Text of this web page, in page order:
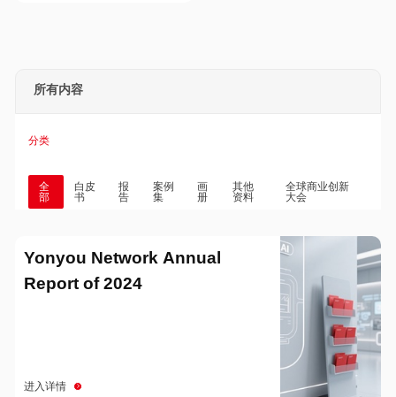
所有内容
分类
全
部
白皮
书
报
告
案例
集
画
册
其他
资料
全球商业创新
大会
Yonyou Network Annual
Report of 2024
进入详情